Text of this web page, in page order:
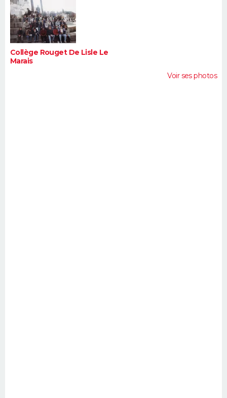
FORUM
Bricolage
Lifestyle
Culture
Sport
Auto
Television
Voyage
Cinema
Collège Rouget De Lisle Le
Marais
Voir ses photos